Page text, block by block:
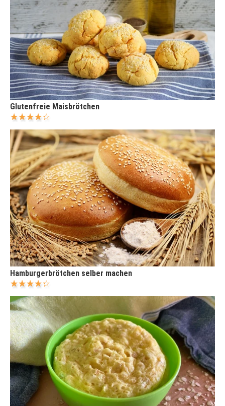
Glutenfreie Maisbrötchen
Hamburgerbrötchen selber machen